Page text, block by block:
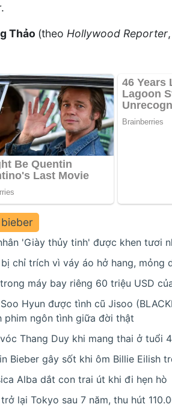
Thảo (theo Hollywood Reporter,
'Giày thủy tinh' được khen tươi
bị chỉ trích vì váy áo hở hang, mỏng
máy bay riêng 60 triệu USD
Hyun được tình cũ Jisoo
phim ngôn tình giữa đời thật
Thang Duy khi mang thai ở tuổi
Bieber gây sốt khi ôm Billie Eilish
Alba dắt con trai út khi đi hẹn hò
trở lại Tokyo sau 7 năm, thu hút